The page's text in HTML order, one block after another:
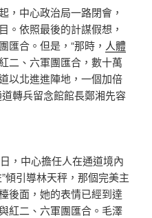
中心政治局一路閉會，
。依照最後的計謀假想，
匯合。但是，“那時， 人體
二、六軍團匯合，數十萬
以北進進陣地，一個加倍
轉兵留念館館長鄭湘先容
中心擔任人在通道境內
傾引導林天秤，那個完美主
後面，她的表情已經到達
紅二、六軍團匯合。毛澤